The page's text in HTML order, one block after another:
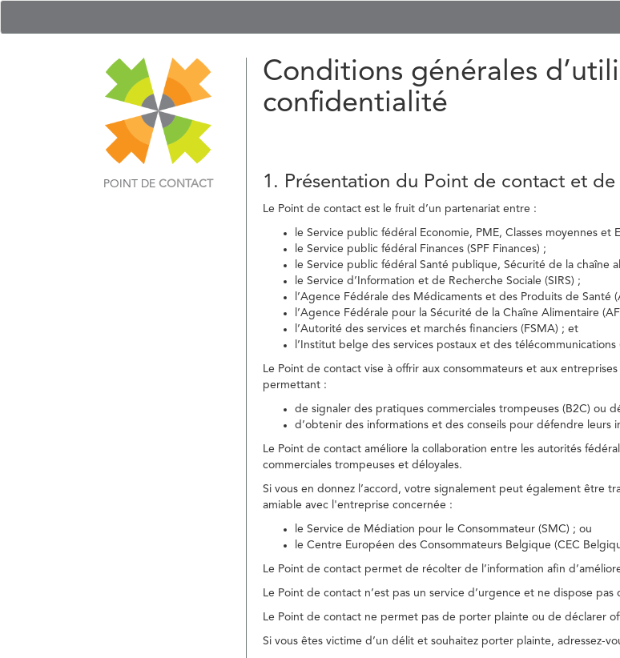
POINT DE CONTACT
Conditions générales
confidentialité
1. Présentation du Point de contact et de
Le Point de contact est le fruit d’un partenariat entre :
le Service public fédéral Economie, PME, Classes moyennes et
le Service public fédéral Finances (SPF Finances) ;
le Service public fédéral Santé publique, Sécurité de la chaîne
le Service d’Information et de Recherche Sociale (SIRS) ;
l’Agence Fédérale des Médicaments et des Produits de Santé
l’Agence Fédérale pour la Sécurité de la Chaîne Alimentaire
l’Autorité des services et marchés financiers (FSMA) ; et
l’Institut belge des services postaux et des télécommunications
Le Point de contact vise à offrir aux consommateurs et aux
permettant :
de signaler des pratiques commerciales trompeuses (B2C) ou
d’obtenir des informations et des conseils pour défendre leurs
Le Point de contact améliore la collaboration entre les autorités
commerciales trompeuses et déloyales.
Si vous en donnez l’accord, votre signalement peut également être
amiable avec l'entreprise concernée :
le Service de Médiation pour le Consommateur (SMC) ; ou
le Centre Européen des Consommateurs Belgique (CEC
Le Point de contact permet de récolter de l’information afin
Le Point de contact n’est pas un service d’urgence et ne dispose
Le Point de contact ne permet pas de porter plainte ou de déclarer
Si vous êtes victime d’un délit et souhaitez porter plainte, adressez-